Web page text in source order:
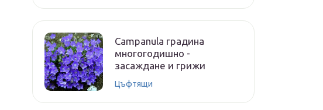
Campanula градина
многогодишно -
засаждане и грижи
Цъфтящи